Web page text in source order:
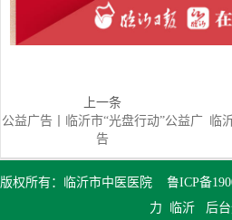
上一条
公益广告丨临沂市“光盘行动”公益广
告
临
版权所有：临沂市中医医院 鲁ICP备
力
临沂 后